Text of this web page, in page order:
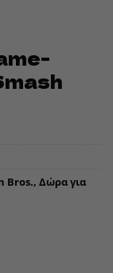
Bros., Δώρα για